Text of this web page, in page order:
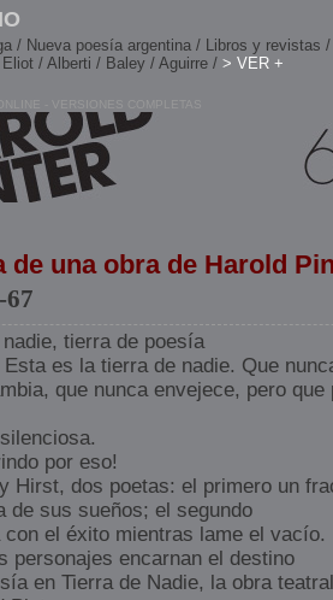
/ Nueva poesía argentina / Libros y revistas /
/ Alberti / Baley / Aguirre / > VER +
- VERSIONES COMPLETAS
de una obra de Harold
67
tierra de poesía
Esta es la tierra de nadie. Que
que nunca envejece, pero que
por eso!
Hirst, dos poetas: el primero un
de sus sueños; el segundo
con el éxito mientras lame el vacío.
personajes encarnan el destino
en Tierra de Nadie, la obra teatral